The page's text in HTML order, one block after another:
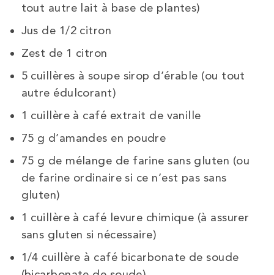
tout autre lait à base de plantes)
Jus de 1/2 citron
Zest de 1 citron
5 cuillères à soupe sirop d’érable (ou tout
autre édulcorant)
1 cuillère à café extrait de vanille
75 g d’amandes en poudre
75 g de mélange de farine sans gluten (ou
de farine ordinaire si ce n’est pas sans
gluten)
1 cuillère à café levure chimique (à assurer
sans gluten si nécessaire)
1/4 cuillère à café bicarbonate de soude